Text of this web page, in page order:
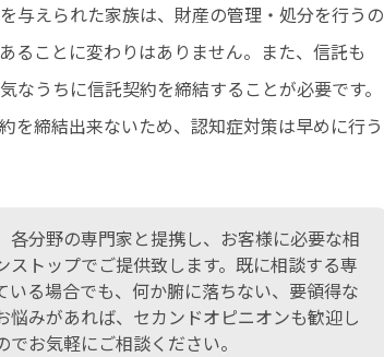
与えられた家族は、財産の管理・処分を行うの
ることに変わりはありません。また、信託も
なうちに信託契約を締結することが必要です。
を締結出来ないため、認知症対策は早めに行う
各分野の専門家と提携し、お客様に必要な相
ストップでご提供致します。既に相談する専
いる場合でも、何か腑に落ちない、要領得な
悩みがあれば、セカンドオピニオンも歓迎し
でお気軽にご相談ください。